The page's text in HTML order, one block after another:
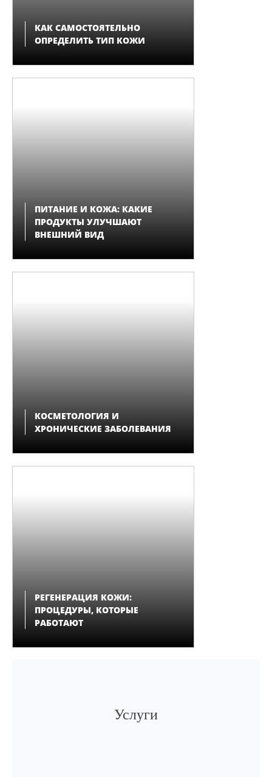
КАК САМОСТОЯТЕЛЬНО
ОПРЕДЕЛИТЬ ТИП КОЖИ
ПИТАНИЕ И КОЖА: КАКИЕ
ПРОДУКТЫ УЛУЧШАЮТ
ВНЕШНИЙ ВИД
КОСМЕТОЛОГИЯ И
ХРОНИЧЕСКИЕ ЗАБОЛЕВАНИЯ
РЕГЕНЕРАЦИЯ КОЖИ:
ПРОЦЕДУРЫ, КОТОРЫЕ
РАБОТАЮТ
Услуги